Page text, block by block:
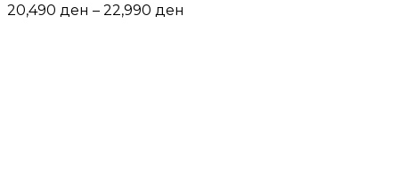
20,490 ден – 22,990 ден